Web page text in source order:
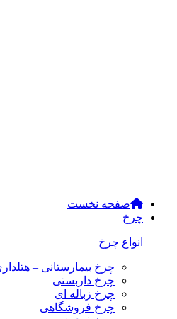
صفحه نخست
چرخ
انواع چرخ
چرخ بیمارستانی –
چرخ داربستی
چرخ زباله ای
چرخ فروشگاهی